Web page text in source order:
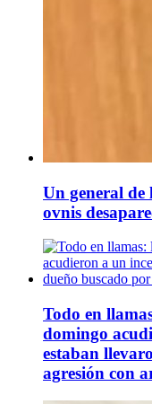
Un general de
ovnis
Todo en
domingo
estaban
agresión con